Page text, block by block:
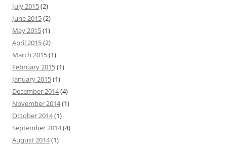
July 2015(2)
June 2015(2)
May 2015(1)
April 2015(2)
March 2015(1)
February 2015(1)
January 2015(1)
December 2014(4)
November 2014(1)
October 2014(1)
September 2014(4)
August 2014(1)